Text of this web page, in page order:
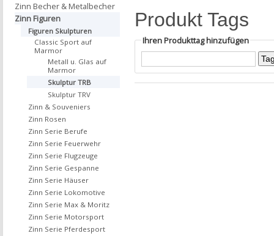
Produkt Tags
Ihren Produkttag hinzufügen
Zinn Becher & Metalbecher
Zinn Figuren
Figuren Skulpturen
Classic Sport auf
Marmor
Metall u. Glas auf
Marmor
Skulptur TRB
Skulptur TRV
Zinn & Souveniers
Zinn Rosen
Zinn Serie Berufe
Zinn Serie Feuerwehr
Zinn Serie Flugzeuge
Zinn Serie Gespanne
Zinn Serie Häuser
Zinn Serie Lokomotive
Zinn Serie Max & Moritz
Zinn Serie Motorsport
Zinn Serie Pferdesport